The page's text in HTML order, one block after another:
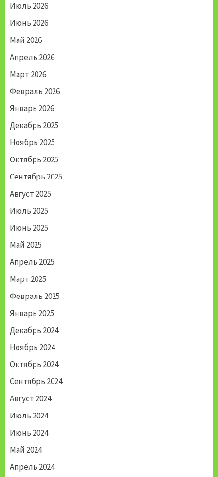
Июль 2026
Июнь 2026
Май 2026
Апрель 2026
Март 2026
Февраль 2026
Январь 2026
Декабрь 2025
Ноябрь 2025
Октябрь 2025
Сентябрь 2025
Август 2025
Июль 2025
Июнь 2025
Май 2025
Апрель 2025
Март 2025
Февраль 2025
Январь 2025
Декабрь 2024
Ноябрь 2024
Октябрь 2024
Сентябрь 2024
Август 2024
Июль 2024
Июнь 2024
Май 2024
Апрель 2024